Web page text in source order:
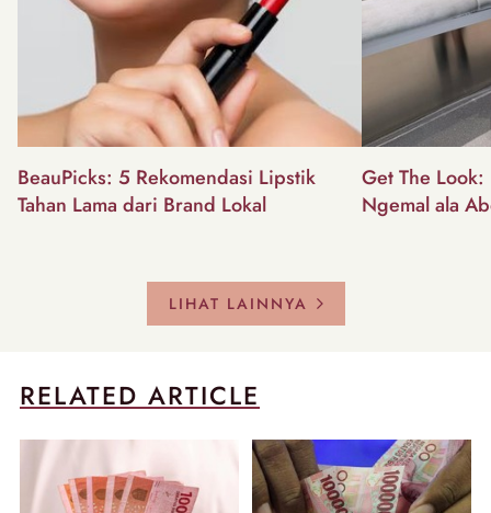
BeauPicks: 5 Rekomendasi Lipstik
Tahan Lama dari Brand Lokal
Get The
Ngemal ala
LIHAT LAINNYA
RELATED ARTICLE